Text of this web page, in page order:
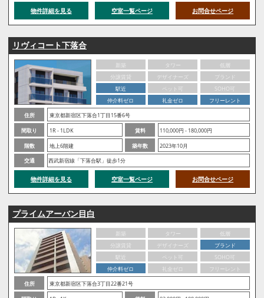
物件詳細を見る 空室一覧ページ お問合せページ
リヴィコート下落合
新築 タワー
低層
分譲賃貸
デザイナーズ
ブランド
駅近
ペット可
SOHO可
仲介料ゼロ
礼金ゼロ
フリーレント
住所
東京都新宿区下落合1丁目15番6号
間取り
1R - 1LDK 賃料
110,000円 - 180,000円
階数
地上6階建 築年数
2023年10月
交通
西武新宿線「下落合駅」徒歩1分
物件詳細を見る 空室一覧ページ お問合せページ
プライムアーバン目白
新築 タワー
低層
分譲賃貸
デザイナーズ
ブランド
駅近
ペット可
SOHO可
仲介料ゼロ
礼金ゼロ
フリーレント
住所
東京都新宿区下落合3丁目22番21号